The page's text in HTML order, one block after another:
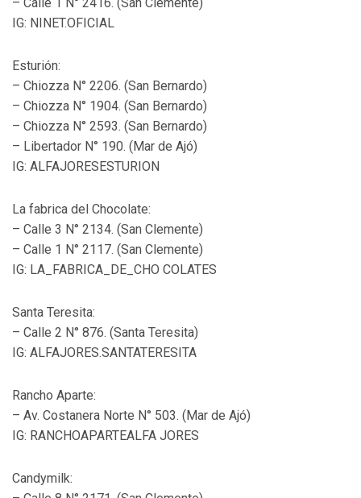
– Calle 1 N° 2416. (San Clemente)
IG: NINET.OFICIAL
Esturión:
– Chiozza N° 2206. (San Bernardo)
– Chiozza N° 1904. (San Bernardo)
– Chiozza N° 2593. (San Bernardo)
– Libertador N° 190. (Mar de Ajó)
IG: ALFAJORESESTURION
La fabrica del Chocolate:
– Calle 3 N° 2134. (San Clemente)
– Calle 1 N° 2117. (San Clemente)
IG: LA_FABRICA_DE_CHO COLATES
Santa Teresita:
– Calle 2 N° 876. (Santa Teresita)
IG: ALFAJORES.SANTATERESITA
Rancho Aparte:
– Av. Costanera Norte N° 503. (Mar de Ajó)
IG: RANCHOAPARTEALFA JORES
Candymilk: